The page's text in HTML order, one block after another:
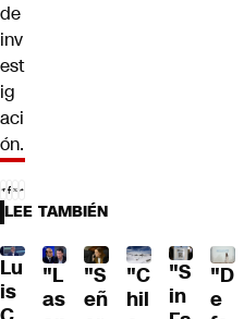
de
inv
est
ig
aci
ón.
LEE TAMBIÉN
Lu
is
"L
as
"S
eñ
"C
hil
"S
in
"D
e